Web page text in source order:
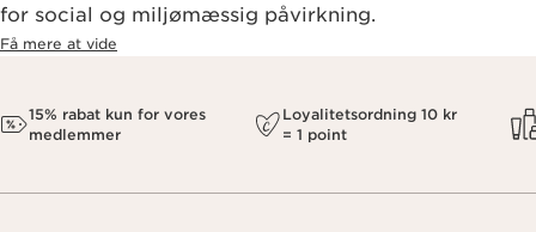
for social og miljømæssig påvirkning.
Få mere at vide
15% rabat kun for vores
medlemmer
Loyalitetsordning 10 kr
= 1 point